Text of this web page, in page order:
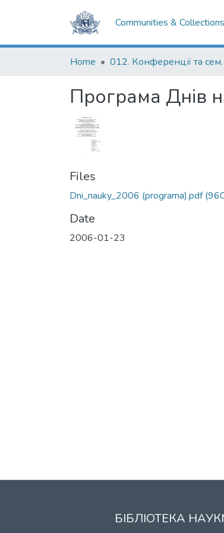
Communities & Collections
Home 012.
Програма Днів
Files
Dni_nauky_2006 (programa).pdf
Date
2006-01-23
БІБЛІОТЕКА